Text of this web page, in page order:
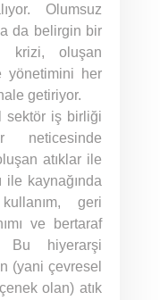
Olumsuz
da belirgin bir
krizi, oluşan
yönetimini her
getiriyor.
sektör iş birliği
neticesinde
atıklar ile
ile kaynağında
geri
ve bertaraf
Bu hiyerarşi
(yani çevresel
olan) atık